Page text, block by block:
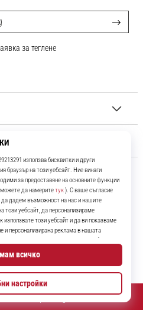
11teamsports.bg
съотборници, представяйки ви
футболни продукти.
YouTube
за теглене